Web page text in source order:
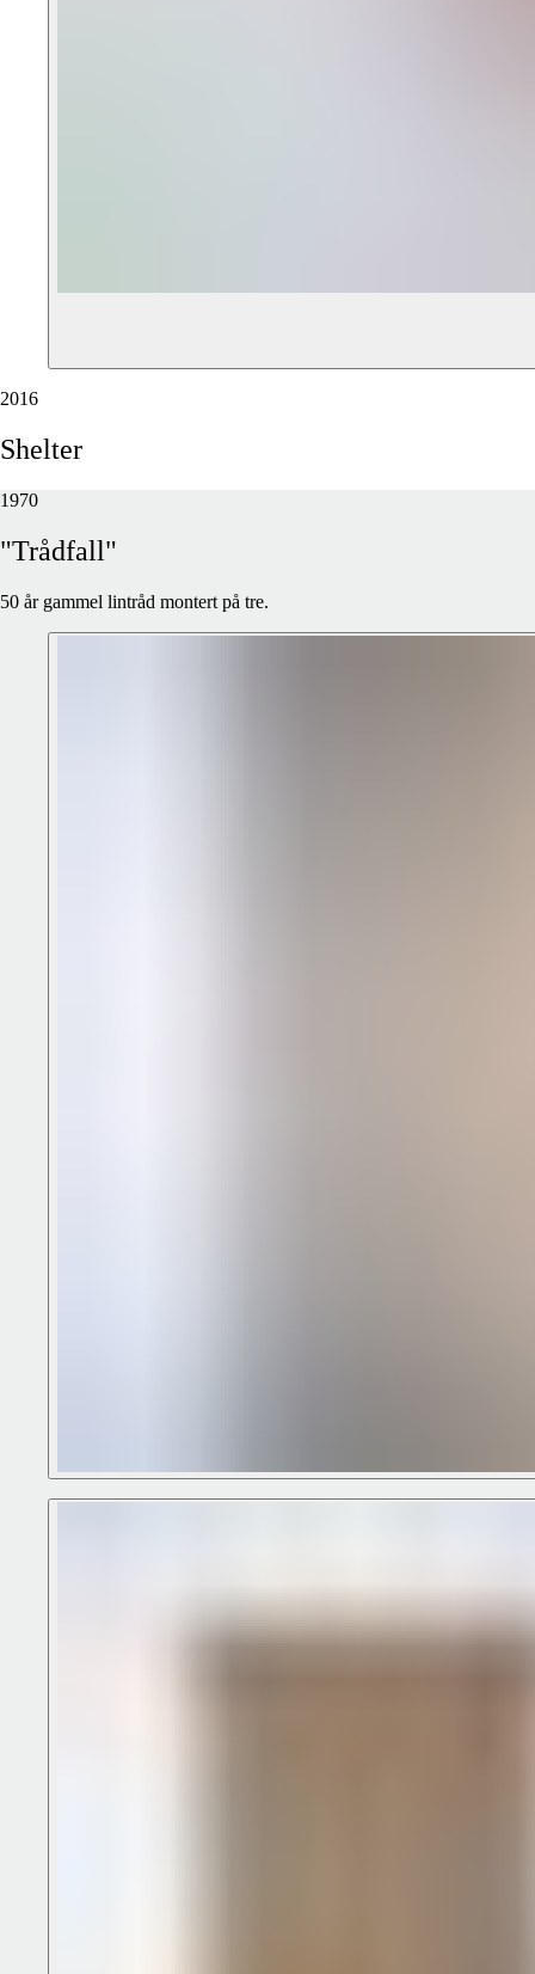
2016
Shelter
1970
"Trådfall"
50 år gammel lintråd montert på tre.